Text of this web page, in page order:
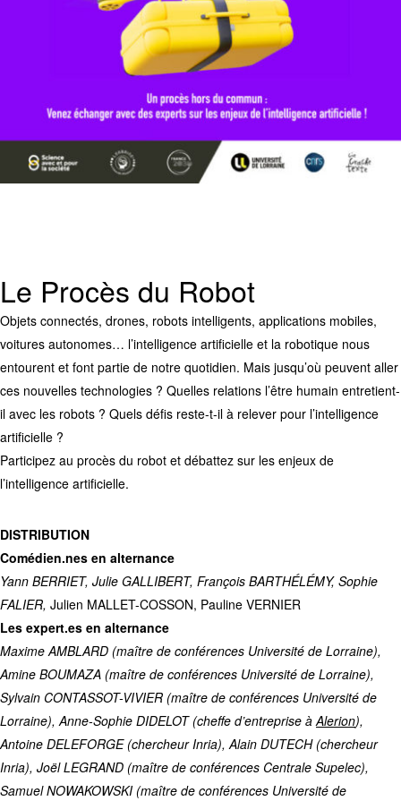
Le Procès du Robot
Objets connectés, drones, robots intelligents, applications mobiles,
voitures autonomes… l’intelligence artificielle et la robotique nous
entourent et font partie de notre quotidien. Mais jusqu’où peuvent aller
ces nouvelles technologies ? Quelles relations l’être humain entretient-
il avec les robots ? Quels défis reste-t-il à relever pour l’intelligence
artificielle ?
Participez au procès du robot et débattez sur les enjeux de
l’intelligence artificielle.
DISTRIBUTION
Comédien.nes en alternance
Yann BERRIET, Julie GALLIBERT, François BARTHÉLÉMY, Sophie
FALIER, Julien MALLET-COSSON, Pauline VERNIER
Les expert.es en alternance
Maxime AMBLARD (maître de conférences Université de Lorraine),
Amine BOUMAZA (maître de conférences Université de Lorraine),
Sylvain CONTASSOT-VIVIER (maître de conférences Université de
Lorraine), Anne-Sophie DIDELOT (cheffe d’entreprise àAlerion),
Antoine DELEFORGE (chercheur Inria), Alain DUTECH (chercheur
Inria), Joël LEGRAND (maître de conférences Centrale Supelec),
Samuel NOWAKOWSKI (maître de conférences Université de